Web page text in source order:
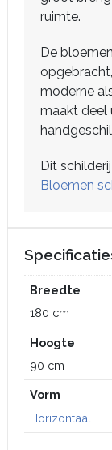
ruimte.
De
moderne
maakt deel
Dit
Bloemen
Breedte
180 cm
Hoogte
90 cm
Vorm
Horizontaal